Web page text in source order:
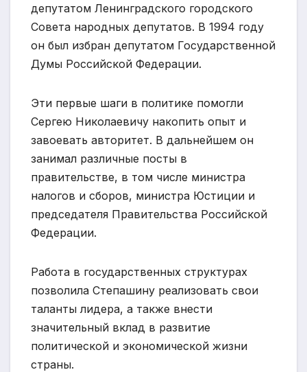
депутатом Ленинградского городского
Совета народных депутатов. В 1994 году
он был избран депутатом Государственной
Думы Российской Федерации.
Эти первые шаги в политике помогли
Сергею Николаевичу накопить опыт и
завоевать авторитет. В дальнейшем он
занимал различные посты в
правительстве, в том числе министра
налогов и сборов, министра Юстиции и
председателя Правительства Российской
Федерации.
Работа в государственных структурах
позволила Степашину реализовать свои
таланты лидера, а также внести
значительный вклад в развитие
политической и экономической жизни
страны.